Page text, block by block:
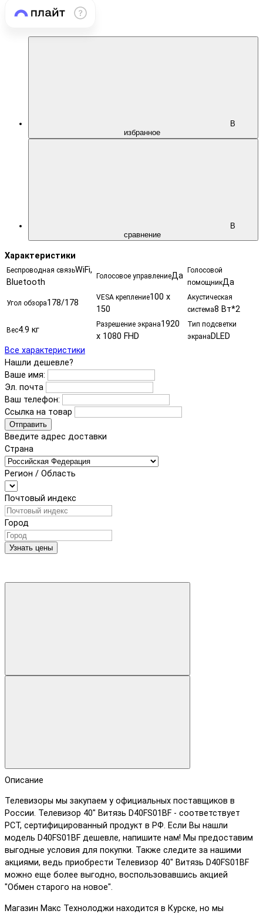
В
избранное
В
сравнение
Характеристики
Беспроводная связьWiFi,
Bluetooth
Голосовое управлениеДа
Голосовой
помощникДа
Угол обзора178/178
VESA крепление100 x
150
Акустическая
система8 Вт*2
Вес4.9 кг
Разрешение экрана1920
x 1080 FHD
Тип подсветки
экрана DLED
Все характеристики
Нашли дешевле?
Ваше имя:
Эл. почта
Ваш телефон:
Ссылка на товар
Отправить
Введите адрес доставки
Страна
Регион / Область
Почтовый индекс
Город
Узнать цены
Описание
Телевизоры мы закупаем у официальных поставщиков в
России. Телевизор 40" Витязь D40FS01BF - соответствует
РСТ, сертифицированный продукт в РФ. Если Вы нашли
модель D40FS01BF дешевле, напишите нам! Мы предоставим
выгодные условия для покупки. Также следите за нашими
акциями, ведь приобрести Телевизор 40" Витязь D40FS01BF
можно еще более выгодно, воспользовавшись акцией
"Обмен старого на новое".
Магазин Макс Технолоджи находится в Курске, но мы